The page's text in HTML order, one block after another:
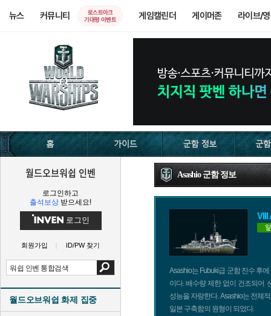
뉴스 커뮤니티
로스트아크
기대평 이벤트
게임캘린더 게이머존 라이브/
월드오브워쉽 인벤
로그인하고
출석보상 받으세요!
로그인
회원가입 ID/PW 찾기
월드오브워쉽 화제 집중
Asashio 군함 정보
VIII
Asashio는 Fubuki급 군함 진수 후
이다. 배수량 제한 없이 건조되어
성능을 자랑한다. Asashio는 전체
일본 구축함의 원형이 되었다.